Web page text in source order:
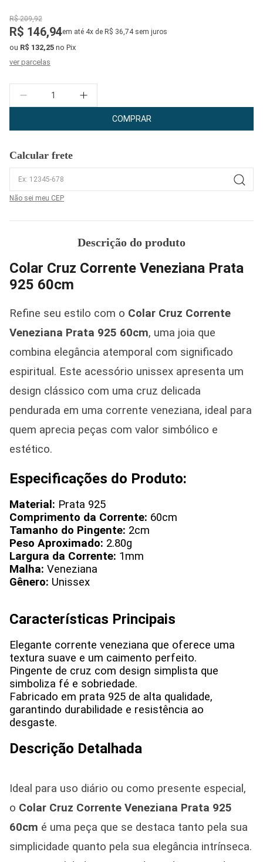
R$ 209,92
R$ 146,94em até 4x de R$ 36,74 sem juros
ou R$ 132,25 no Pix
ver parcelas
Quantidade
COMPRAR
Calcular frete
Não sei meu CEP
Descrição do produto
Colar Cruz Corrente Veneziana Prata
925 60cm
Refine seu estilo com o Colar Cruz Corrente
Veneziana Prata 925 60cm, uma joia que
combina elegância atemporal com significado
espiritual. Este acessório unissex apresenta um
design clássico com uma cruz delicada
pendurada em uma corrente veneziana, ideal para
quem aprecia peças com valor simbólico e
estético.
Especificações do Produto:
Material: Prata 925
Comprimento da Corrente: 60cm
Tamanho do Pingente: 2cm
Peso Aproximado: 2.80g
Largura da Corrente: 1mm
Malha: Veneziana
Gênero: Unissex
Características Principais
Elegante corrente veneziana que oferece uma
textura suave e um caimento perfeito.
Pingente de cruz com design simplista que
simboliza fé e sobriedade.
Fabricado em prata 925 de alta qualidade,
garantindo durabilidade e resistência ao
desgaste.
Descrição Detalhada
Ideal para uso diário ou como presente especial,
o Colar Cruz Corrente Veneziana Prata 925
60cm é uma peça que se destaca tanto pela sua
simplicidade quanto pela sua elegância intrínseca.